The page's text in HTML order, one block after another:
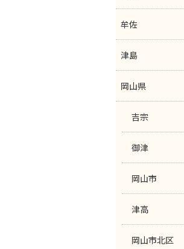
牟佐
津島
岡山県
吉宗
御津
岡山市
津高
岡山市北区